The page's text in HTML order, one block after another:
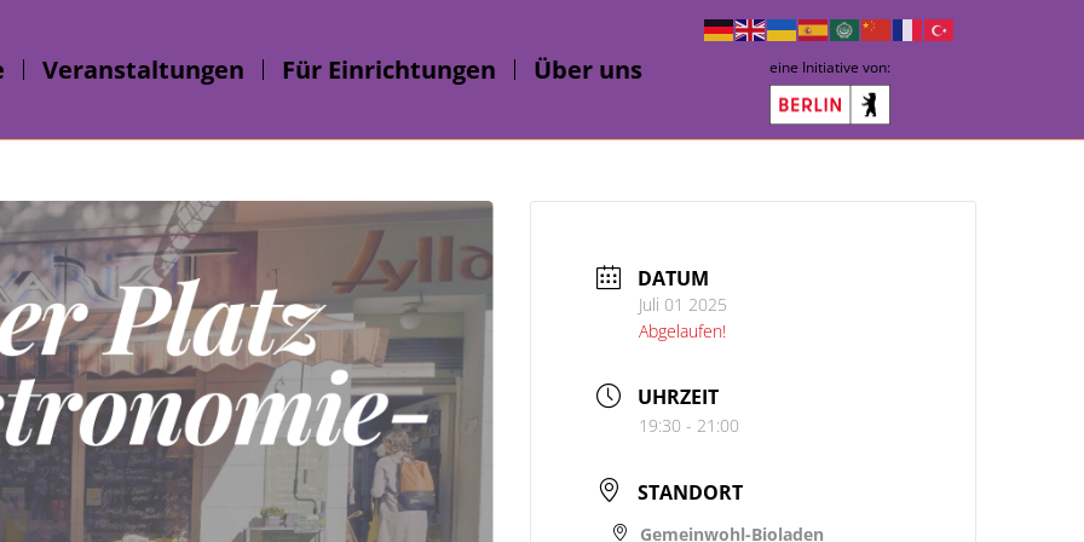
Veranstaltungen Für Einrichtungen Über uns eine Initiative von:
DATUM
Juli 01 2025
Abgelaufen!
UHRZEIT
19:30 - 21:00
STANDORT
Gemeinwohl-Bioladen